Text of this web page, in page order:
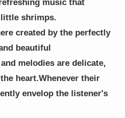
music that
shrimps.
created by the perfectly
beautiful
melodies are delicate,
heart.Whenever their
envelop the listener's